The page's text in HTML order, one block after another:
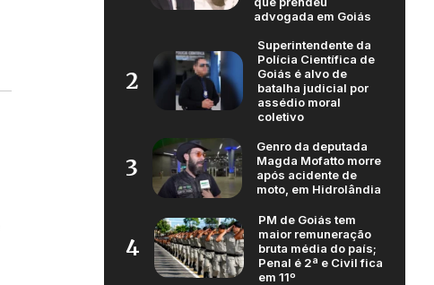
advogada em Goiás
2
Superintendente da
Polícia Científica de
Goiás é alvo de
batalha judicial por
assédio moral
coletivo
3
Genro da deputada
Magda Mofatto morre
após acidente de
moto, em Hidrolândia
4
PM de Goiás tem
maior remuneração
bruta média do país;
Penal é 2ª e Civil fica
em 11º